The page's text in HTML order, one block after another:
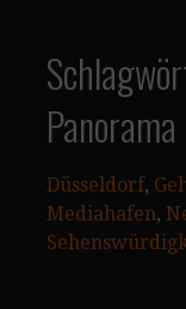
Panorama
Düsseldorf,
Mediahafen,